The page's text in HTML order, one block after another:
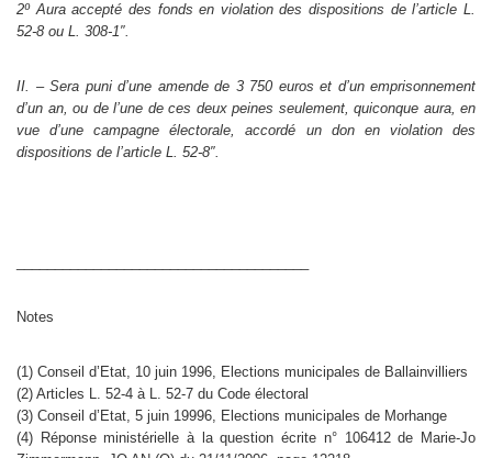
2º Aura accepté des fonds en violation des dispositions de l’article L.
52-8 ou L. 308-1″.
II. – Sera puni d’une amende de 3 750 euros et d’un emprisonnement
d’un an, ou de l’une de ces deux peines seulement, quiconque aura, en
vue d’une campagne électorale, accordé un don en violation des
dispositions de l’article L. 52-8″.
Notes
(1) Conseil d’Etat, 10 juin 1996, Elections municipales de Ballainvilliers
(2) Articles L. 52-4 à L. 52-7 du Code électoral
(3) Conseil d’Etat, 5 juin 19996, Elections municipales de Morhange
(4) Réponse ministérielle à la question écrite n° 106412 de Marie-Jo